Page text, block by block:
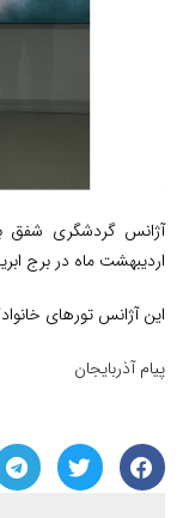
آژانس گردشگری شفق
اردیبهشت ماه در برج
این آژانس تورهای
پیام آذربایجان